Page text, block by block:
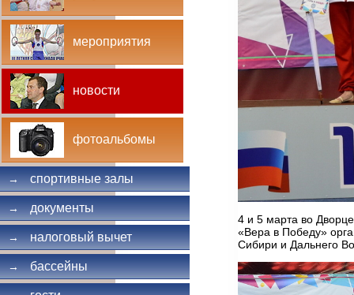
мероприятия
новости
фотоальбомы
→ спортивные залы
→ документы
→ налоговый вычет
→ бассейны
4 и 5 марта во
«Вера в Победу»
Сибири и Дальнего